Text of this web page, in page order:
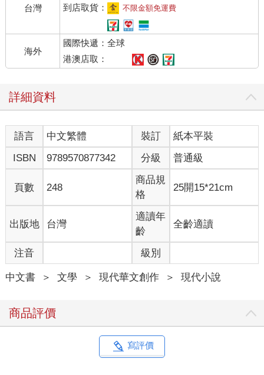
對我的意義不同於爸對媽的意義，嘴上卻只答說，那樣的喪禮不
是爸的喪禮。薈由門口移進來幾步，背靠衣櫃，表情似是聽不懂
我的意思。我心裡奇怪她，一面解釋道，爸一生反抗權威，痛斥
迷信，是位理性主義者，並且由於頭腦清楚所以還是位純粹的理
性主義者，他生前的遺憾是沒能出國從事科學。現在，他過世
了，卻得忍受我們替他辦一場基於迷信的喪禮？ 媽想按傳統辦
按禮儀公司的流程辦完以後，人們會認為爸是位迷信的人了。迷
信是什麼？ 是去相信謊言，並用行為認證謊言！ 爸一生渴求真
相，最討厭的就是謊言，薈卻贊成媽，難道，薈對爸竟了解得那
麽少嗎？
我說話的時候，薈一直用那雙眼尾上翹、和爸一模一樣的大眼睛
看我，偶爾轉來她圓鼓鼓很漂亮的後腦勺，以手扯著紮歪的細軟
馬尾在玩——薈的長相是我喜歡的那種，我自己卻同媽一樣長了
對瞇瞇眼——然而，當我以結語質問她時，她卻立即轉開雙眼，
淡然眼神使我想起多年前爸帶我們去黃石公園，我與她一起在禮
品店挑選上的某張明信片；明信片中是一隻在野地眺望遠方的小
赤狐。
我看得出她不贊同我。果然，她只沉默一下子，就拐彎抹角地反
對我了。她在長篇大論中強調式的一連說了好幾次「屑屑」，看
來真在乎自己說的那些事情。
薈的論述是，她小時候迷過演化論，然後又迷上那種視人類為直
突然意識到人的認知如果包含科學，也只是一些如屑屑般的資
訊，是來自科學殿堂中也如屑屑般、隨時就不會成立的知識，自
固、堅實，她仍盡力不要落入陷阱。要怎麼做？對這問題，她的
回答是：「就是一個人得克制自己的一廂情願嘛，想去混合主觀
台灣
到店取貨：
不限金額免運費
海外
國際快遞：全球
港澳店取：
詳細資料
語言 中文繁體 裝訂
紙本平裝
ISBN
9789570877342 分級 普通級
頁數 248
商品規
格
25開15*21cm
出版地 台灣
適讀年
齡
全齡適讀
注音 級別
中文書 ＞ 文學 ＞ 現代華文創作 ＞ 現代小說
商品評價
寫評價